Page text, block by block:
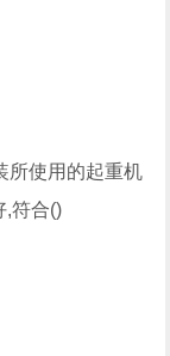
所使用的起重机
,符合()